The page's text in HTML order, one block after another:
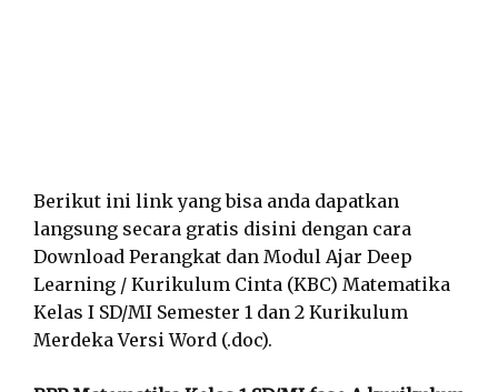
Berikut ini link yang bisa anda dapatkan
langsung secara gratis disini dengan cara
Download Perangkat dan Modul Ajar Deep
Learning / Kurikulum Cinta (KBC) Matematika
Kelas I SD/MI Semester 1 dan 2 Kurikulum
Merdeka Versi Word (.doc).